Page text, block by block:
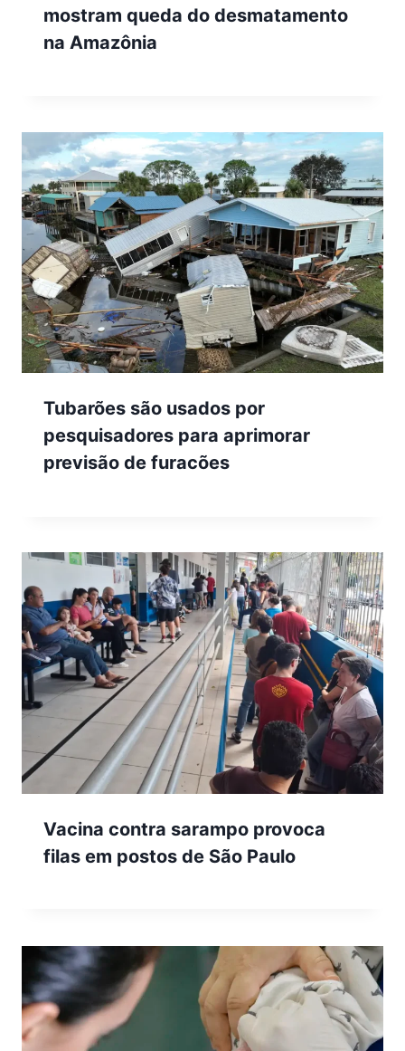
mostram queda do desmatamento
na Amazônia
Tubarões são usados por
pesquisadores para aprimorar
previsão de furacões
Vacina contra sarampo provoca
filas em postos de São Paulo